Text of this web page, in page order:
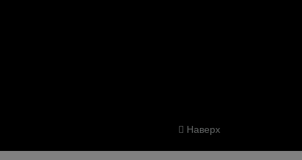
Наверх